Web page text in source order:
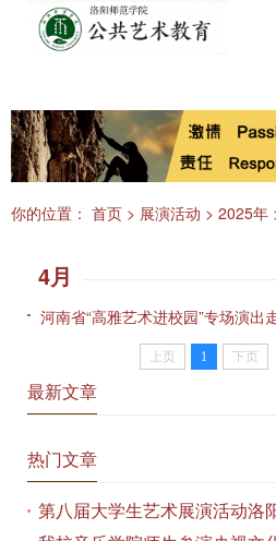
你的位置： 首页 > 展演活动 > 2025年
4月
河南省“高雅艺术进校园”专场演出
上页 1 下页
最新文章
热门文章